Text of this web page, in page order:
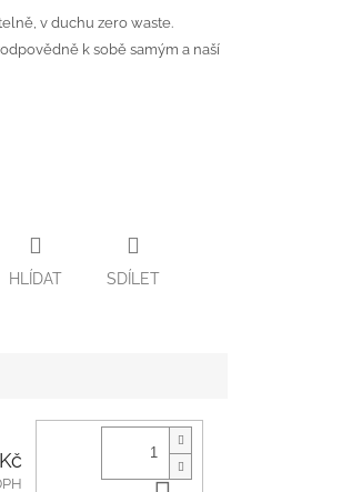
v duchu zero waste.
k sobě samým a naší
HLÍDAT SDÍLET